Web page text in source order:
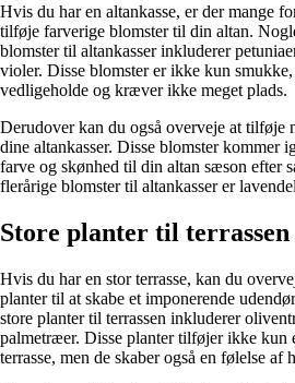
Hvis du har en altankasse, er der mange
tilføje farverige blomster til din altan.
blomster til altankasser inkluderer
violer. Disse blomster er ikke kun
vedligeholde og kræver ikke meget plads.
Derudover kan du også overveje at tilføje
dine altankasser. Disse blomster kommer
farve og skønhed til din altan sæson efter
flerårige blomster til altankasser er
Store planter til terrassen
Hvis du har en stor terrasse, kan du
planter til at skabe et imponerende
store planter til terrassen inkluderer
palmetræer. Disse planter tilføjer ikke kun
terrasse, men de skaber også en følelse af